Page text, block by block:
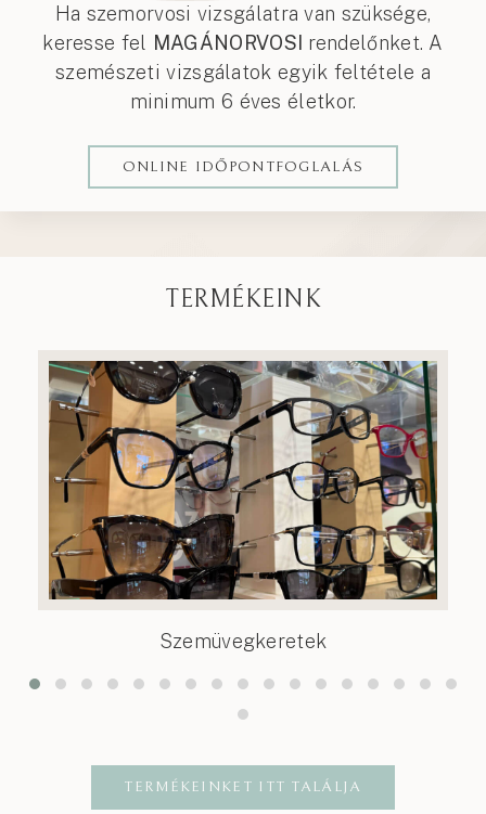
Ha szemorvosi vizsgálatra van szüksége,
keresse fel MAGÁNORVOSI rendelőnket. A
szemészeti vizsgálatok egyik feltétele a
minimum 6 éves életkor.
ONLINE IDŐPONTFOGLALÁS
TERMÉKEINK
Szemüvegkeretek
TERMÉKEINKET ITT TALÁLJA